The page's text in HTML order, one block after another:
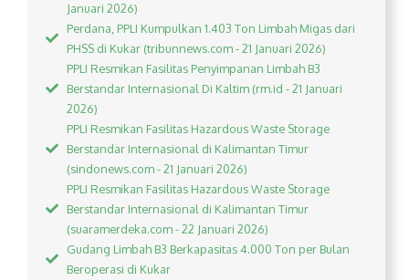
Januari 2026)
Perdana, PPLI Kumpulkan 1.403 Ton Limbah Migas dari
PHSS di Kukar (tribunnews.com - 21 Januari 2026)
PPLI Resmikan Fasilitas Penyimpanan Limbah B3
Berstandar Internasional Di Kaltim (rm.id - 21 Januari
2026)
PPLI Resmikan Fasilitas Hazardous Waste Storage
Berstandar Internasional di Kalimantan Timur
(sindonews.com - 21 Januari 2026)
PPLI Resmikan Fasilitas Hazardous Waste Storage
Berstandar Internasional di Kalimantan Timur
(suaramerdeka.com - 22 Januari 2026)
Gudang Limbah B3 Berkapasitas 4.000 Ton per Bulan
Beroperasi di Kukar